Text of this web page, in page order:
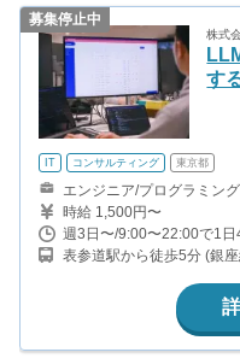
募集停止中
株式
す
IT コンサルティング 東京都
エンジニア/プログラミング
時給 1,500円〜
週3日〜/9:00〜22:00で1日
表参道駅から徒歩5分 (銀座線、